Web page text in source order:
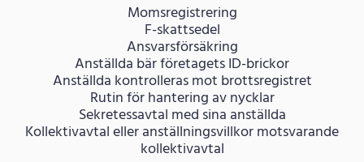
Momsregistrering
F-skattsedel
Ansvarsförsäkring
Anställda bär företagets ID-brickor
Anställda kontrolleras mot brottsregistret
Rutin för hantering av nycklar
Sekretessavtal med sina anställda
Kollektivavtal eller anställningsvillkor motsvarande
kollektivavtal